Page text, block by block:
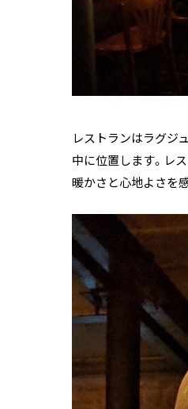
レストランはラグジ
中に位置します。レ
暖かさと心地よさを